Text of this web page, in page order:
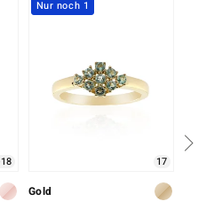
Nur noch 1
17
Gold